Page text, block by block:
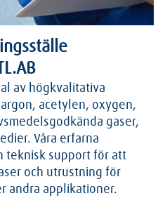
av högkvalitativa
acetylen, oxygen,
gaser,
Våra erfarna
teknisk support för att
och utrustning för
andra applikationer.